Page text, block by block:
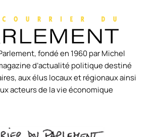
fondé en 1960 par Michel
d’actualité politique destiné
aux élus locaux et régionaux ainsi
acteurs de la vie économique